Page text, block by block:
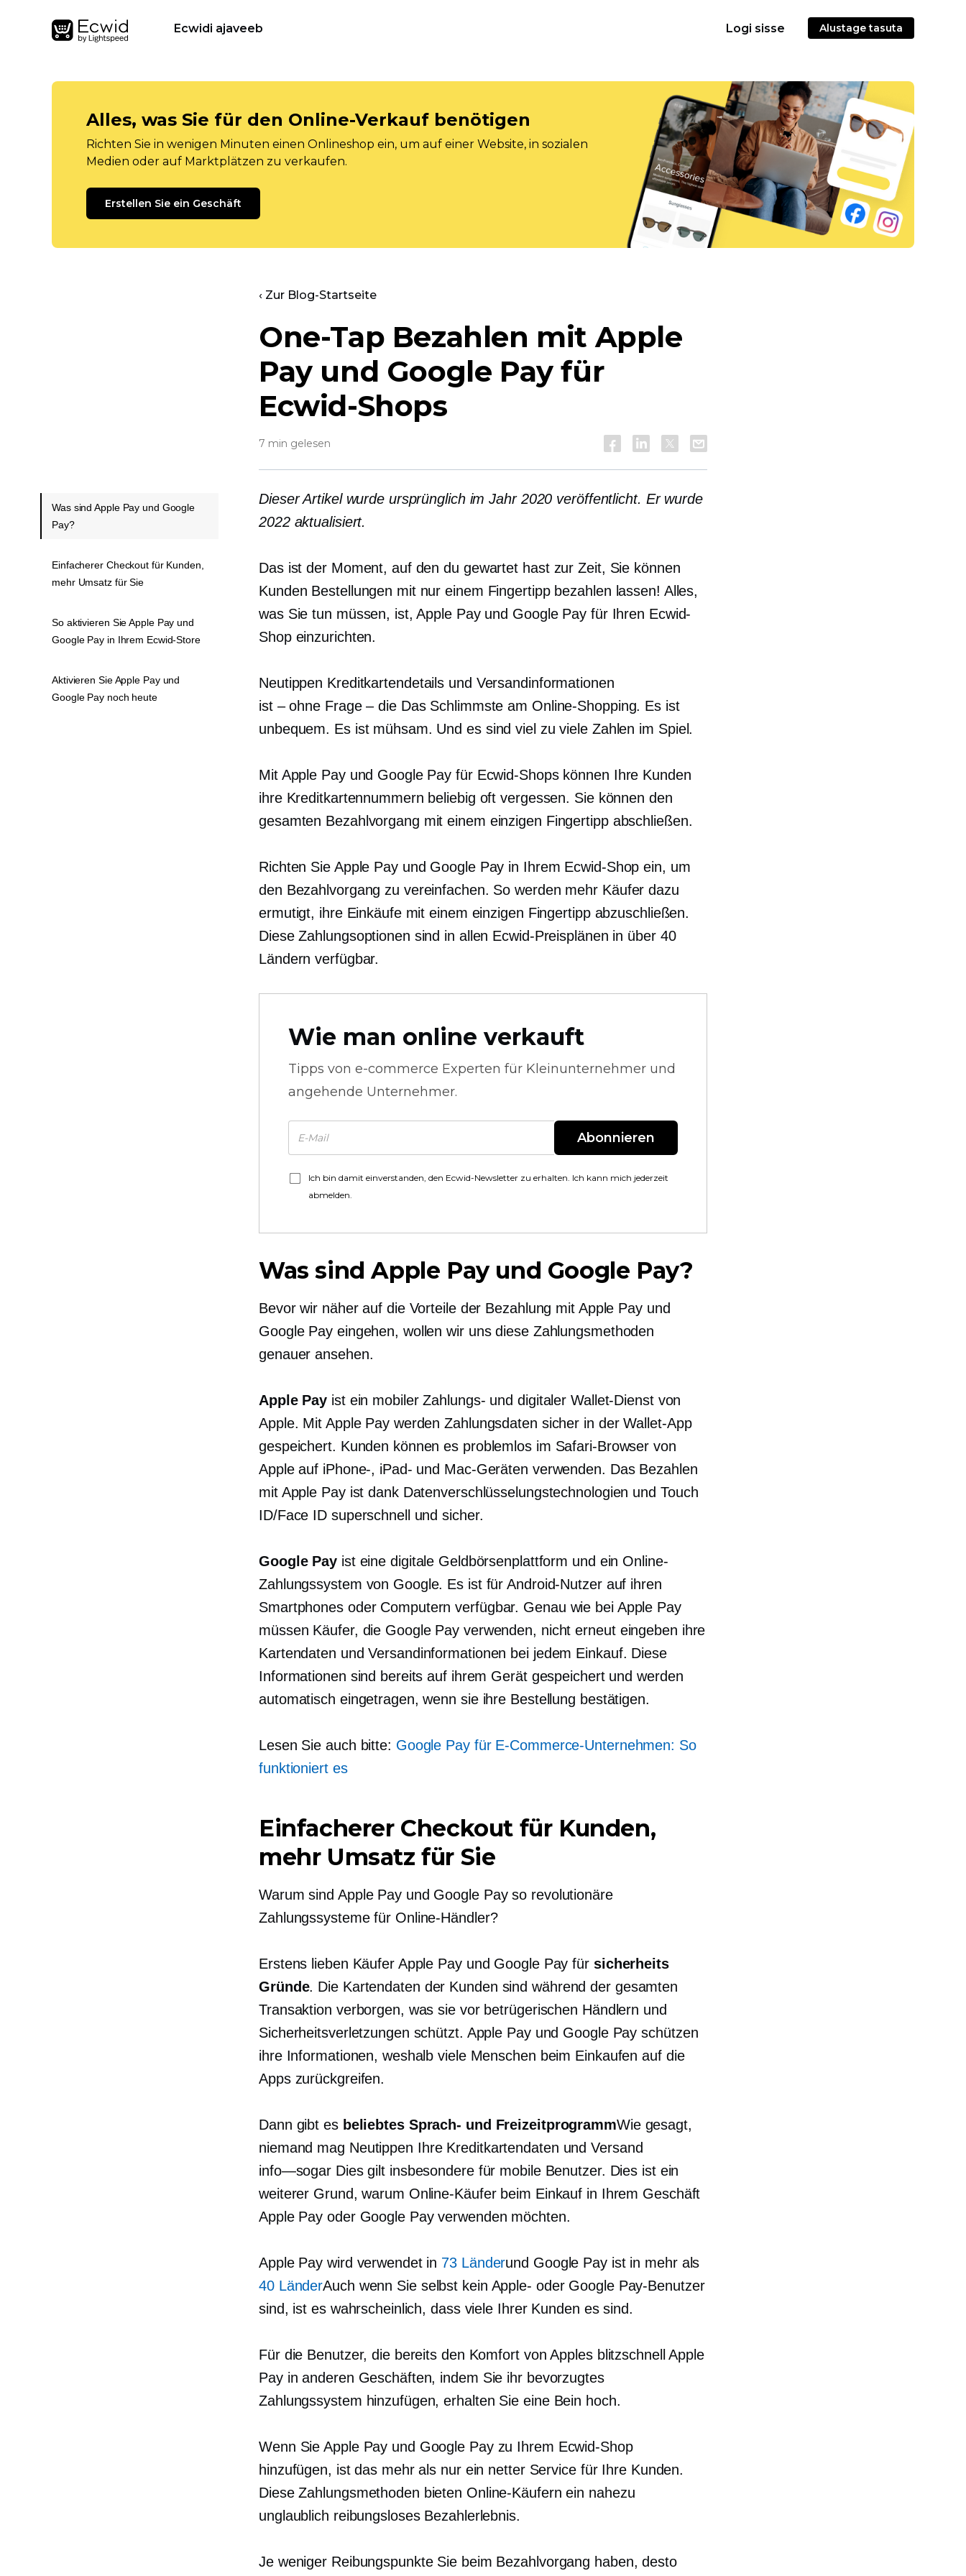
Ecwidi ajaveeb Logi sisse Alustage tasuta
Alles, was Sie für den Online-Verkauf benötigen
Richten Sie in wenigen Minuten einen Onlineshop ein, um auf einer Website, in sozialen
Medien oder auf Marktplätzen zu verkaufen.
Erstellen Sie ein Geschäft
‹ Zur Blog-Startseite
One-Tap Bezahlen mit Apple
Pay und Google Pay für
Ecwid-Shops
7 min gelesen
Dieser Artikel wurde ursprünglich im Jahr 2020 veröffentlicht. Er wurde
2022 aktualisiert.
Das ist der Moment, auf den du gewartet hast zur Zeit, Sie können
Kunden Bestellungen mit nur einem Fingertipp bezahlen lassen! Alles,
was Sie tun müssen, ist, Apple Pay und Google Pay für Ihren Ecwid-
Shop einzurichten.
Neutippen Kreditkartendetails und Versandinformationen
ist – ohne Frage – dieDas Schlimmste am Online-Shopping. Es ist
unbequem. Es ist mühsam. Und es sind viel zu viele Zahlen im Spiel.
Mit Apple Pay und Google Pay für Ecwid-Shops können Ihre Kunden
ihre Kreditkartennummern beliebig oft vergessen. Sie können den
gesamten Bezahlvorgang mit einem einzigen Fingertipp abschließen.
Richten Sie Apple Pay und Google Pay in Ihrem Ecwid-Shop ein, um
den Bezahlvorgang zu vereinfachen. So werden mehr Käufer dazu
ermutigt, ihre Einkäufe mit einem einzigen Fingertipp abzuschließen.
Diese Zahlungsoptionen sind in allen Ecwid-Preisplänen in über 40
Ländern verfügbar.
Wie man online verkauft
Tipps von e-commerce Experten für Kleinunternehmer und
angehende Unternehmer.
Abonnieren
Ich bin damit einverstanden, den Ecwid-Newsletter zu erhalten. Ich kann mich jederzeit
abmelden.
Was sind Apple Pay und Google Pay?
Bevor wir näher auf die Vorteile der Bezahlung mit Apple Pay und
Google Pay eingehen, wollen wir uns diese Zahlungsmethoden
genauer ansehen.
Apple Pay ist ein mobiler Zahlungs- und digitaler Wallet-Dienst von
Apple. Mit Apple Pay werden Zahlungsdaten sicher in der Wallet-App
gespeichert. Kunden können es problemlos im Safari-Browser von
Apple auf iPhone-, iPad- und Mac-Geräten verwenden. Das Bezahlen
mit Apple Pay ist dank Datenverschlüsselungstechnologien und Touch
ID/Face ID superschnell und sicher.
Google Pay ist eine digitale Geldbörsenplattform und ein Online-
Zahlungssystem von Google. Es ist für Android-Nutzer auf ihren
Smartphones oder Computern verfügbar. Genau wie bei Apple Pay
müssen Käufer, die Google Pay verwenden, nichterneut eingeben ihre
Kartendaten und Versandinformationen bei jedem Einkauf. Diese
Informationen sind bereits auf ihrem Gerät gespeichert und werden
automatisch eingetragen, wenn sie ihre Bestellung bestätigen.
Lesen Sie auch bitte: Google Pay für E-Commerce-Unternehmen: So
funktioniert es
Einfacherer Checkout für Kunden,
mehr Umsatz für Sie
Warum sind Apple Pay und Google Pay so revolutionäre
Zahlungssysteme für Online-Händler?
Erstens lieben Käufer Apple Pay und Google Pay für sicherheits
Gründe. Die Kartendaten der Kunden sind während der gesamten
Transaktion verborgen, was sie vor betrügerischen Händlern und
Sicherheitsverletzungen schützt. Apple Pay und Google Pay schützen
ihre Informationen, weshalb viele Menschen beim Einkaufen auf die
Apps zurückgreifen.
Dann gibt es beliebtes Sprach- und FreizeitprogrammWie gesagt,
niemand mag Neutippen Ihre Kreditkartendaten und Versand
info—sogar Dies gilt insbesondere für mobile Benutzer. Dies ist ein
weiterer Grund, warum Online-Käufer beim Einkauf in Ihrem Geschäft
Apple Pay oder Google Pay verwenden möchten.
Apple Pay wird verwendet in 73 Länderund Google Pay ist in mehr als
40 LänderAuch wenn Sie selbst kein Apple- oder Google Pay-Benutzer
sind, ist es wahrscheinlich, dass viele Ihrer Kunden es sind.
Für die Benutzer, die bereits den Komfort von Apples blitzschnell Apple
Pay in anderen Geschäften, indem Sie ihr bevorzugtes
Zahlungssystem hinzufügen, erhalten Sie eine Bein hoch.
Wenn Sie Apple Pay und Google Pay zu Ihrem Ecwid-Shop
hinzufügen, ist das mehr als nur ein netter Service für Ihre Kunden.
Diese Zahlungsmethoden bieten Online-Käufern ein nahezu
unglaublich reibungsloses Bezahlerlebnis.
Je weniger Reibungspunkte Sie beim Bezahlvorgang haben, desto
Was sind Apple Pay und Google
Pay?
Einfacherer Checkout für Kunden,
mehr Umsatz für Sie
So aktivieren Sie Apple Pay und
Google Pay in Ihrem Ecwid-Store
Aktivieren Sie Apple Pay und
Google Pay noch heute